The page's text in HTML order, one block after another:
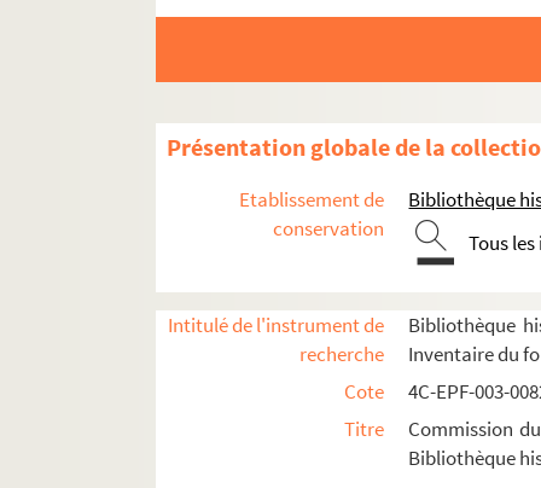
Présentation globale de la
Etablissement de
conservation
Bibliothèque
Tous
Intitulé de l'instrument de
recherche
Bibliothèque
Inventaire du
Cote
4C-EPF-003-
Titre
Commission
Bibliothèque
Dossier n° 14
Dossier n° 19
Dossier n° 20
Dossier n° 22
Dossier n° 24
Dossier n° 26
Dossier n° 28